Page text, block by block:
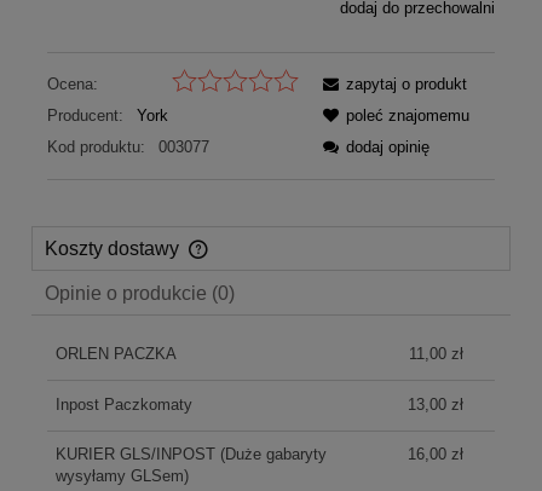
dodaj do przechowalni
Ocena:
Producent:
York
Kod produktu:
003077
zapytaj o produkt
poleć znajomemu
dodaj opinię
Koszty dostawy
Cena nie zawiera ewentualnych kosztów płatności
Opinie o produkcie (0)
ORLEN PACZKA 11,00 zł
Inpost Paczkomaty 13,00 zł
KURIER GLS/INPOST(Duże gabaryty
wysyłamy GLSem)
16,00 zł